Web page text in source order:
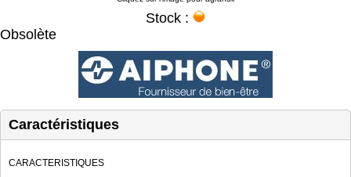
Stock :
Obsolète
Caractéristiques
CARACTERISTIQUES